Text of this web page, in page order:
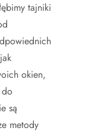
tajniki
okien,
są
metody